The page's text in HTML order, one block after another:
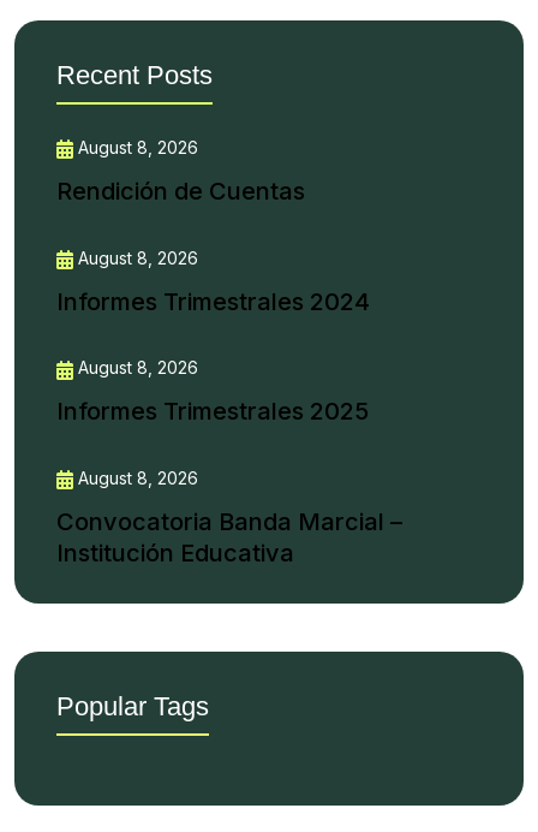
Recent Posts
August 8, 2026
Rendición de Cuentas
August 8, 2026
Informes Trimestrales 2024
August 8, 2026
Informes Trimestrales 2025
August 8, 2026
Convocatoria Banda Marcial –
Institución Educativa
Popular Tags